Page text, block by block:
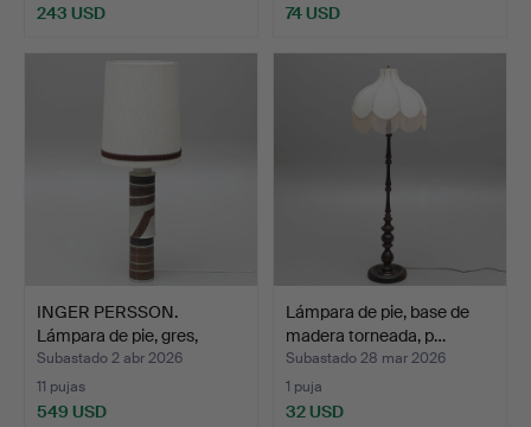
243 USD 74 USD
INGER PERSSON.
Lámpara de pie, gres,
monog…
Subastado 2 abr 2026
11 pujas
549 USD
Lámpara de pie, base de
madera torneada, p…
Subastado 28 mar 2026
1 puja
32 USD